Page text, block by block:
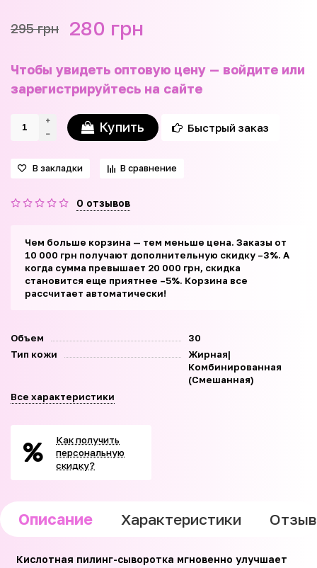
295 грн 280 грн
Чтобы увидеть оптовую цену — войдите или
зарегистрируйтесь на сайте
Купить Быстрый заказ
В закладки В сравнение
0 отзывов
Чем больше корзина — тем меньше цена. Заказы от
10 000 грн получают дополнительную скидку –3%. А
когда сумма превышает 20 000 грн, скидка
становится еще приятнее –5%. Корзина все
рассчитает автоматически!
Объем
30
Тип кожи
Жирная|
Комбинированная
(Смешанная)
Все характеристики
Как получить
персональную
скидку?
Описание Характеристики
Кислотная пилинг-сыворотка мгновенно улучшает